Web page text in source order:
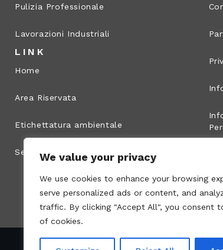
We value your privacy
We use cookies to enhance your browsing
serve personalized ads or content, and
traffic. By clicking "Accept All", you consent
of cookies.
Pulizia Professionale
Lavorazioni Industriali
LINK
Home
Area Riservata
Etichettatura ambientale
Segnalazione illeciti